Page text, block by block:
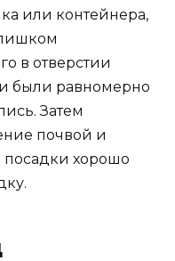
или контейнера,
в отверстии
были равномерно
Затем
почвой и
посадки хорошо